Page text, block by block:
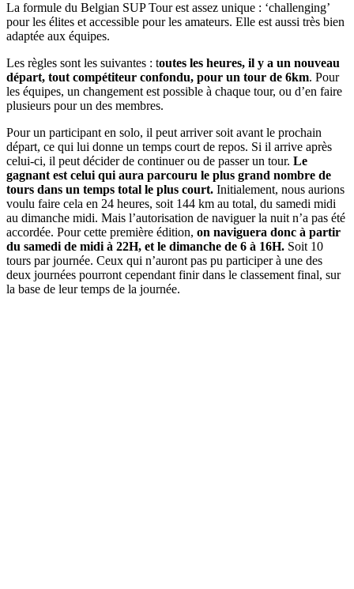
La formule du Belgian SUP Tour est assez unique : ‘challenging’
pour les élites et accessible pour les amateurs. Elle est aussi très bien
adaptée aux équipes.
Les règles sont les suivantes : toutes les heures, il y a un nouveau
départ, tout compétiteur confondu, pour un tour de 6km. Pour
les équipes, un changement est possible à chaque tour, ou d’en faire
plusieurs pour un des membres.
Pour un participant en solo, il peut arriver soit avant le prochain
départ, ce qui lui donne un temps court de repos. Si il arrive après
celui-ci, il peut décider de continuer ou de passer un tour. Le
gagnant est celui qui aura parcouru le plus grand nombre de
tours dans un temps total le plus court. Initialement, nous aurions
voulu faire cela en 24 heures, soit 144 km au total, du samedi midi
au dimanche midi. Mais l’autorisation de naviguer la nuit n’a pas été
accordée. Pour cette première édition, on naviguera donc à partir
du samedi de midi à 22H, et le dimanche de 6 à 16H. Soit 10
tours par journée. Ceux qui n’auront pas pu participer à une des
deux journées pourront cependant finir dans le classement final, sur
la base de leur temps de la journée.